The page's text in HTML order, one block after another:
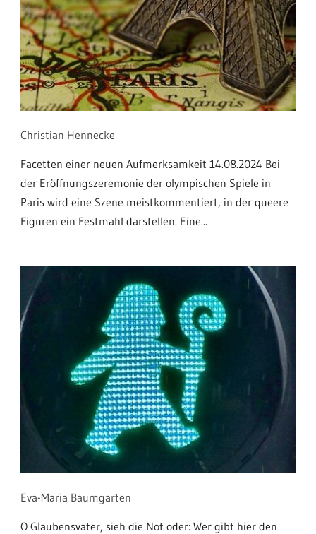
Christian Hennecke
Facetten einer neuen Aufmerksamkeit 14.08.2024 Bei
der Eröffnungszeremonie der olympischen Spiele in
Paris wird eine Szene meistkommentiert, in der queere
Figuren ein Festmahl darstellen. Eine...
Eva-Maria Baumgarten
O Glaubensvater, sieh die Not oder: Wer gibt hier den